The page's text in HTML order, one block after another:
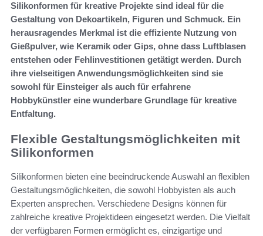
Silikonformen für kreative Projekte sind ideal für die
Gestaltung von Dekoartikeln, Figuren und Schmuck. Ein
herausragendes Merkmal ist die effiziente Nutzung von
Gießpulver, wie Keramik oder Gips, ohne dass Luftblasen
entstehen oder Fehlinvestitionen getätigt werden. Durch
ihre vielseitigen Anwendungsmöglichkeiten sind sie
sowohl für Einsteiger als auch für erfahrene
Hobbykünstler eine wunderbare Grundlage für kreative
Entfaltung.
Flexible Gestaltungsmöglichkeiten mit
Silikonformen
Silikonformen bieten eine beeindruckende Auswahl an flexiblen
Gestaltungsmöglichkeiten, die sowohl Hobbyisten als auch
Experten ansprechen. Verschiedene Designs können für
zahlreiche kreative Projektideen eingesetzt werden. Die Vielfalt
der verfügbaren Formen ermöglicht es, einzigartige und